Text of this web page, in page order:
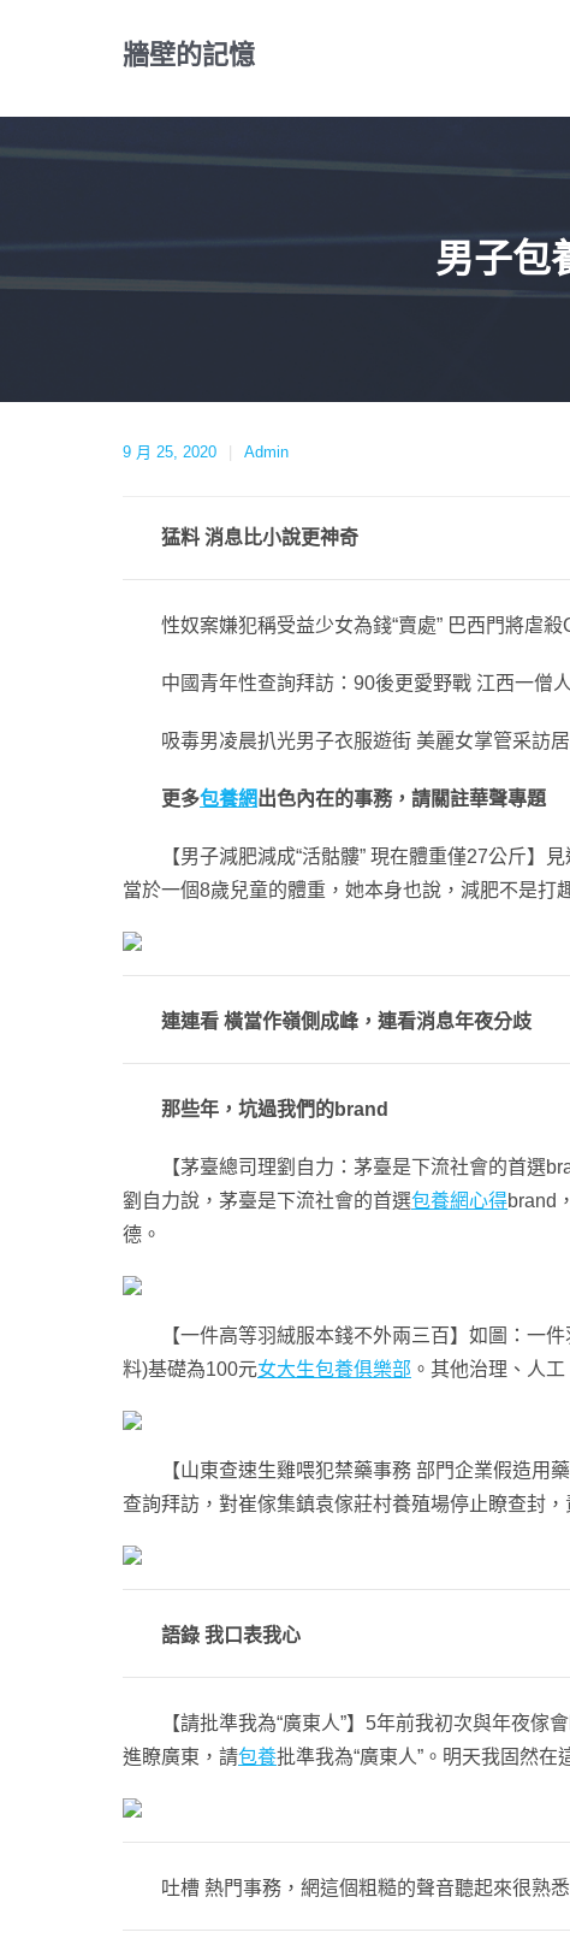
牆壁的記憶
男子包
9 月 25, 2020 Admin
猛料 消息比小說更神奇
性奴案嫌犯稱受益少女為錢“賣處” 巴西門將虐殺
中國青年性查詢拜訪：90後更愛野戰 江西一僧人
吸毒男凌晨扒光男子衣服遊街 美麗女掌管采訪
更多包養網出色內在的事務，請關註華聲專題
【男子減肥減成“活骷髏” 現在體重僅27公斤】見
當於一個8歲兒童的體重，她本身也說，減肥不是打
連連看 橫當作嶺側成峰，連看消息年夜分歧
那些年，坑過我們的brand
【茅臺總司理劉自力：茅臺是下流社會的首選
劉自力說，茅臺是下流社會的首選包養網心得brand
德。
【一件高等羽絨服本錢不外兩三百】如圖：一件
料)基礎為100元女大生包養俱樂部 。其他治理、人
【山東查速生雞喂犯禁藥事務 部門企業假造用藥
查詢拜訪，對崔傢集鎮袁傢莊村養殖場停止瞭查封
語錄 我口表我心
【請批準我為“廣東人”】5年前我初次與年夜傢會
進瞭廣東，請包養批準我為“廣東人”。明天我固然
吐槽 熱門事務，網這個粗糙的聲音聽起來很熟悉